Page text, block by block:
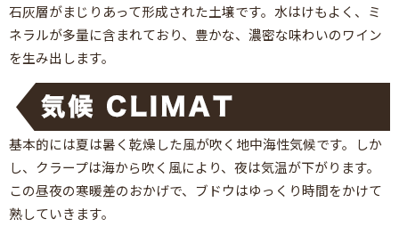
石灰層がまじりあって形成された土壌です。水はけもよく、ミ
ネラルが多量に含まれており、豊かな、濃密な味わいのワイン
を生み出します。
基本的には夏は暑く乾燥した風が吹く地中海性気候です。しか
し、クラープは海から吹く風により、夜は気温が下がります。
この昼夜の寒暖差のおかげで、ブドウはゆっくり時間をかけて
熟していきます。